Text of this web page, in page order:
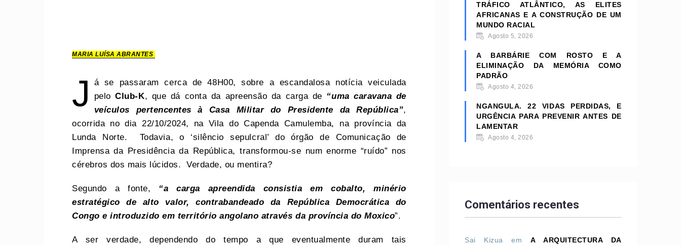
MARIA LUÍSA ABRANTES
J
á se passaram cerca de 48H00, sobre a escandalosa notícia veiculada
peloClub-K, que dá conta da apreensão da carga de “uma caravana de
veículos pertencentes à Casa Militar do Presidente da República”,
ocorrida no dia 22/10/2024, na Vila do Capenda Camulemba, na província da
Lunda Norte. Todavia, o ‘silêncio sepulcral’ do órgão de Comunicação de
Imprensa da Presidência da República, transformou-se num enorme “ruído” nos
cérebros dos mais lúcidos. Verdade, ou mentira?
Segundo a fonte, “a carga apreendida consistia em cobalto, minério
estratégico de alto valor, contrabandeado da República Democrática do
Congo e introduzido em território angolano através da província do Moxico”.
A ser verdade, dependendo do tempo a que eventualmente duram tais
TRÁFICO ATLÂNTICO, AS ELITES
AFRICANAS E A CONSTRUÇÃO DE UM
MUNDO RACIAL
Agosto 5, 2026
A BARBÁRIE COM ROSTO E A
ELIMINAÇÃO DA MEMÓRIA COMO
PADRÃO
Agosto 4, 2026
NGANGULA. 22 VIDAS PERDIDAS, E
URGÊNCIA PARA PREVENIR ANTES DE
LAMENTAR
Agosto 4, 2026
Comentários recentes
Sai Kizua emA ARQUITECTURA DA